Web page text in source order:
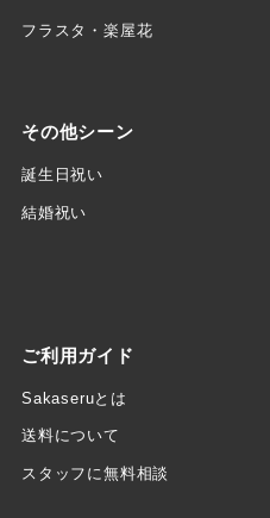
フラスタ・楽屋花
その他シーン
誕生日祝い
結婚祝い
ご利用ガイド
Sakaseruとは
送料について
スタッフに無料相談